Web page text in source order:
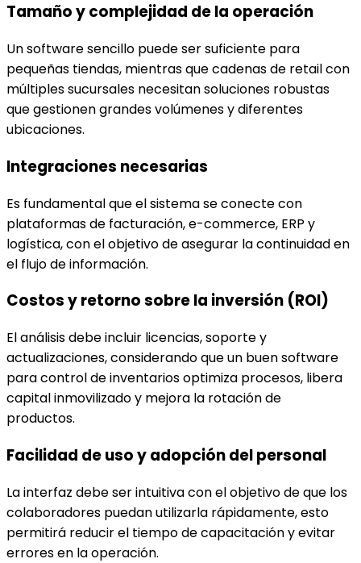
Tamaño y complejidad de la operación
Un software sencillo puede ser suficiente para
pequeñas tiendas, mientras que cadenas de retail con
múltiples sucursales necesitan soluciones robustas
que gestionen grandes volúmenes y diferentes
ubicaciones.
Integraciones necesarias
Es fundamental que el sistema se conecte con
plataformas de facturación, e-commerce, ERP y
logística, con el objetivo de asegurar la continuidad en
el flujo de información.
Costos y retorno sobre la inversión (ROI)
El análisis debe incluir licencias, soporte y
actualizaciones, considerando que un buen software
para control de inventarios optimiza procesos, libera
capital inmovilizado y mejora la rotación de
productos.
Facilidad de uso y adopción del personal
La interfaz debe ser intuitiva con el objetivo de que los
colaboradores puedan utilizarla rápidamente, esto
permitirá reducir el tiempo de capacitación y evitar
errores en la operación.